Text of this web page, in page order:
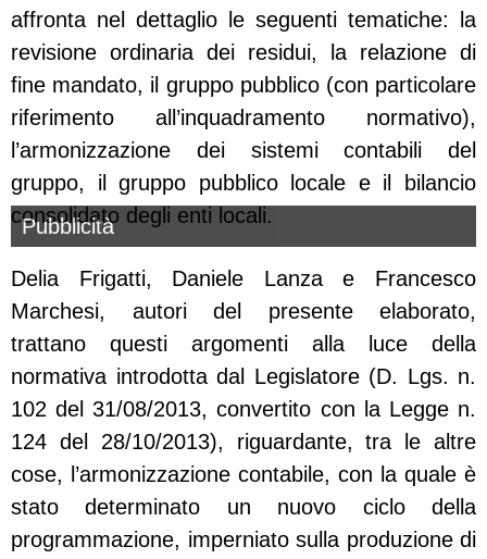
affronta nel dettaglio le seguenti tematiche: la
revisione ordinaria dei residui, la relazione di
fine mandato, il gruppo pubblico (con particolare
riferimento all’inquadramento normativo),
l’armonizzazione dei sistemi contabili del
gruppo, il gruppo pubblico locale e il bilancio
consolidato degli enti locali.
Pubblicità
Delia Frigatti, Daniele Lanza e Francesco
Marchesi, autori del presente elaborato,
trattano questi argomenti alla luce della
normativa introdotta dal Legislatore (D. Lgs. n.
102 del 31/08/2013, convertito con la Legge n.
124 del 28/10/2013), riguardante, tra le altre
cose, l’armonizzazione contabile, con la quale è
stato determinato un nuovo ciclo della
programmazione, imperniato sulla produzione di